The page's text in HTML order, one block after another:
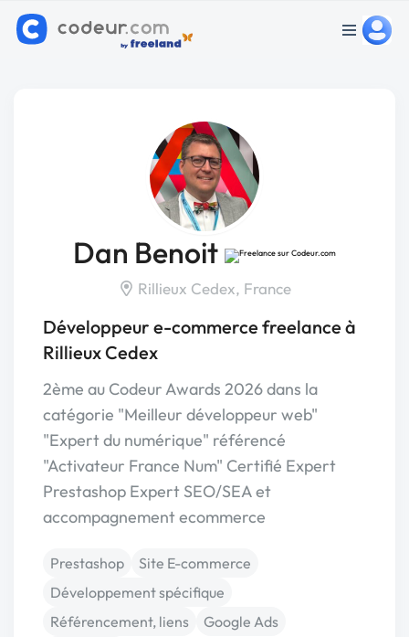
Dan Benoit
Rillieux Cedex, France
Développeur e-commerce freelance à
Rillieux Cedex
2ème au Codeur Awards 2026 dans la
catégorie "Meilleur développeur web"
"Expert du numérique" référencé
"Activateur France Num" Certifié Expert
Prestashop Expert SEO/SEA et
accompagnement ecommerce
Prestashop
Site E-commerce
Développement spécifique
Référencement, liens
Google Ads